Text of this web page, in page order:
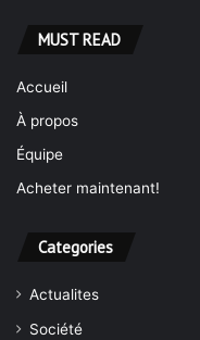
MUST READ
Accueil
À propos
Équipe
Acheter maintenant!
Categories
Actualites
Société